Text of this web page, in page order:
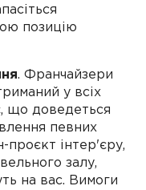
позицію
. Франчайзери
у всіх
що доведеться
певних
проєкт інтер'єру,
залу,
на вас. Вимоги